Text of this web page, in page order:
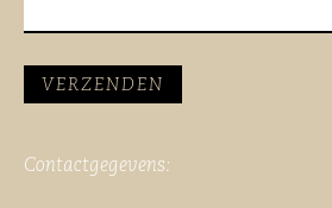
Contactgegevens: